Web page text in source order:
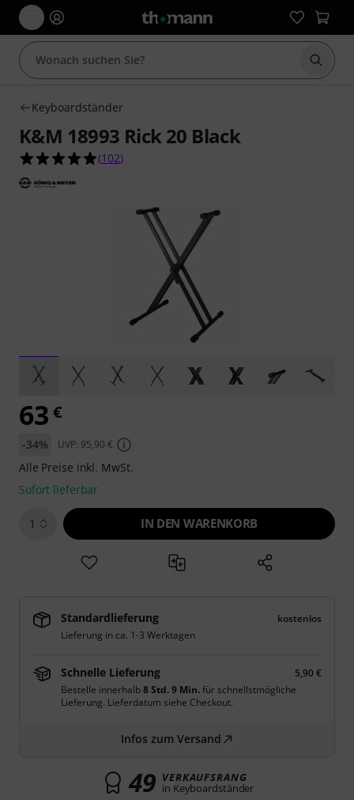
Suche
Keyboardständer
K&M 18993 Rick 20 Black
4.9 von 5 Sternen aus 102 Kundenbewertungen
(102)
63 €
-34% UVP: 95,90 €
Alle Preise inkl. MwSt.
Sofort lieferbar
1 IN DEN WARENKORB
Standardlieferung
kostenlos
Lieferung in ca. 1-3 Werktagen
Schnelle Lieferung
5,90 €
Bestelle innerhalb8 Std. 9 Min.für schnellstmögliche
Lieferung. Lieferdatum siehe Checkout.
Infos zum Versand
49 VERKAUFSRANG
in Keyboardständer